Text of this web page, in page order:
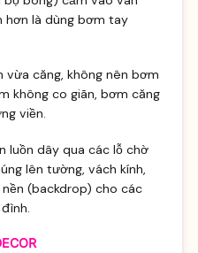
hơn là dùng bơm tay
căng, không nên bơm
không co giãn, bơm căng
viền.
luồn dây qua các lỗ chờ
lên tường, vách kính,
(backdrop) cho các